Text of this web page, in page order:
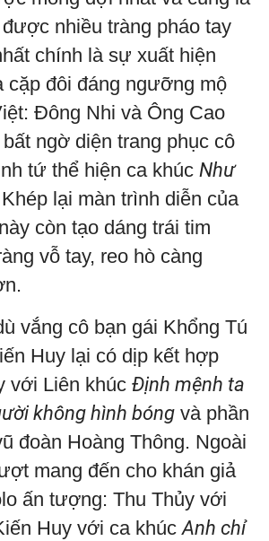
nhiều tràng pháo tay
chính là sự xuất hiện
cặp đôi đáng ngưỡng mộ
Đông Nhi và Ông Cao
ngờ diện trang phục cô
tứ thể hiện ca khúc Như
lại màn trình diễn của
còn tạo dáng trái tim
vỗ tay, reo hò càng
vắng cô bạn gái Khổng Tú
Huy lại có dịp kết hợp
với Liên khúc Định mệnh ta
không hình bóng và phần
đoàn Hoàng Thông. Ngoài
mang đến cho khán giả
ấn tượng: Thu Thủy với
Huy với ca khúcAnh chỉ